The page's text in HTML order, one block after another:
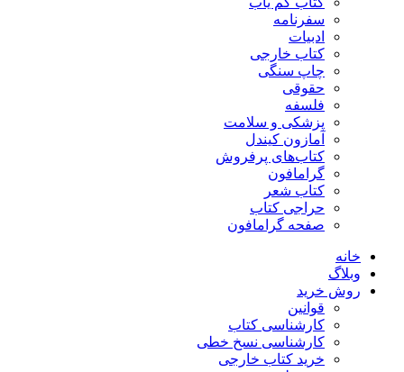
سفرنامه
ادبیات
کتاب خارجی
چاپ سنگی
حقوقی
فلسفه
پزشکی و سلامت
آمازون کیندل
کتاب‌های پرفروش
گرامافون
کتاب شعر
حراجی کتاب
صفحه گرامافون
خانه
وبلاگ
روش خرید
قوانین
کارشناسی کتاب
کارشناسی نسخ خطی
خرید کتاب خارجی